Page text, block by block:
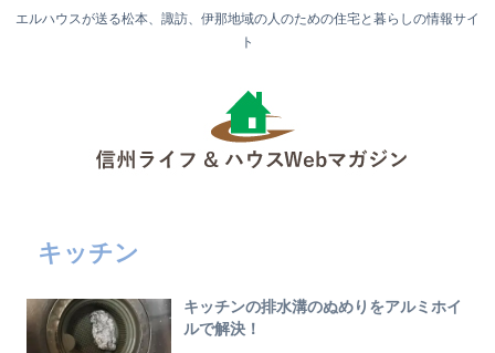
エルハウスが送る松本、諏訪、伊那地域の人のための住宅と暮らしの情報サイ
ト
キッチン
キッチンの排水溝のぬめりをアルミホイ
ルで解決！